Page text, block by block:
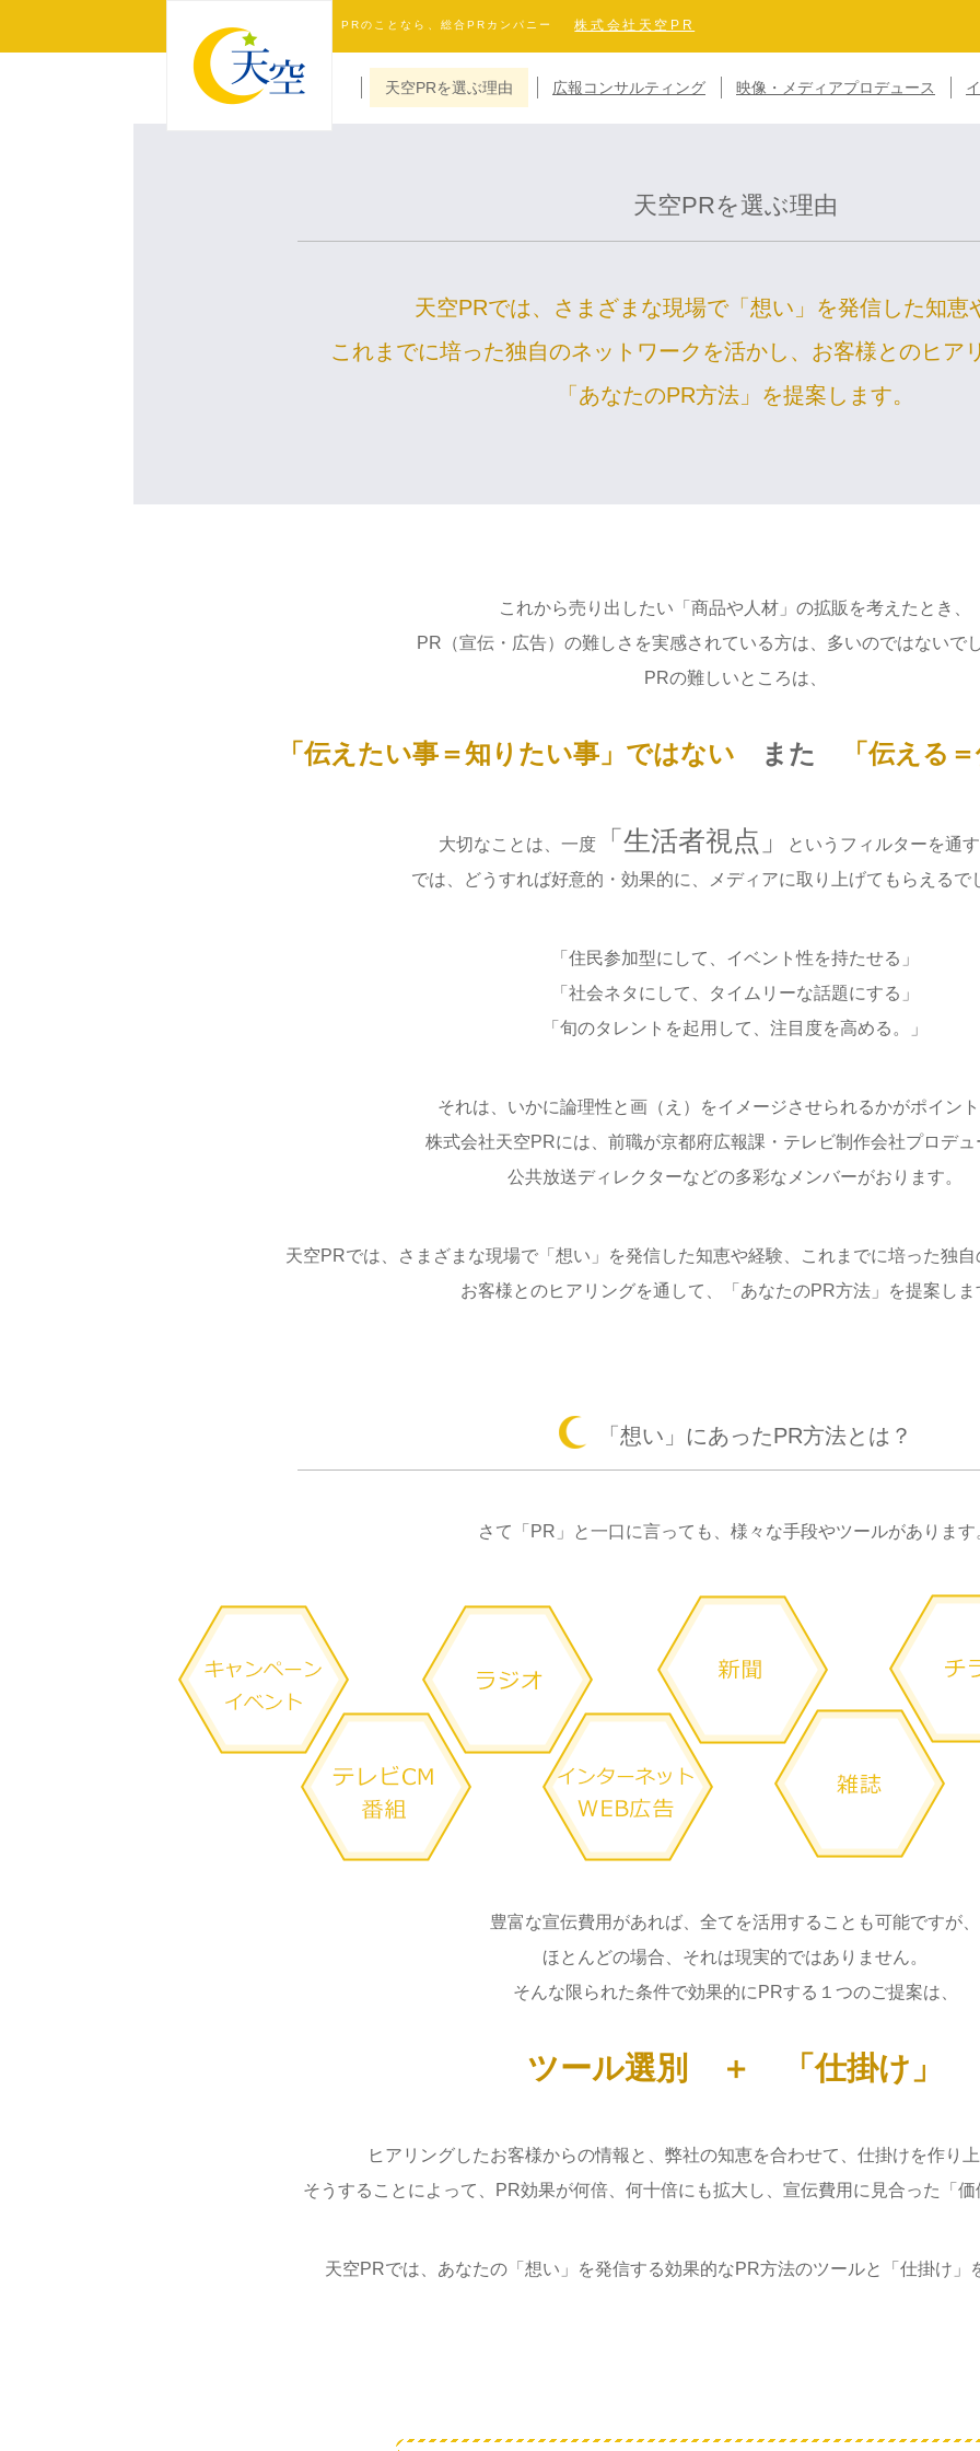
PRのことなら、総合PRカンパニー 株式会社天空PR
天空PRを選ぶ理由 広報コンサルティング 映像・メディアプロデュース
天空PRを選ぶ理由
天空PRでは、さまざまな現場で「想い」を発信した知恵
これまでに培った独自のネットワークを活かし、お客様とのヒア
「あなたのPR方法」を提案します。
これから売り出したい「商品や人材」の拡販を考えたとき、
PR（宣伝・広告）の難しさを実感されている方は、多いのではないで
PRの難しいところは、
「伝えたい事＝知りたい事」ではない また 「伝える
大切なことは、一度「生活者視点」
というフィルターを通
では、どうすれば好意的・効果的に、メディアに取り上げてもらえるで
「住民参加型にして、イベント性を持たせる」
「社会ネタにして、タイムリーな話題にする」
「旬のタレントを起用して、注目度を高める。」
それは、いかに論理性と画（え）をイメージさせられるかがポイン
株式会社天空PRには、前職が京都府広報課・テレビ制作会社プロデュ
公共放送ディレクターなどの多彩なメンバーがおります。
天空PRでは、さまざまな現場で「想い」を発信した知恵や経験、これまでに培った独
お客様とのヒアリングを通して、「あなたのPR方法」を提案しま
「想い」にあったPR方法とは？
さて「PR」と一口に言っても、様々な手段やツールがあります
豊富な宣伝費用があれば、全てを活用することも可能ですが、
ほとんどの場合、それは現実的ではありません。
そんな限られた条件で効果的にPRする１つのご提案は、
ツール選別 ＋ 「仕掛け」
ヒアリングしたお客様からの情報と、弊社の知恵を合わせて、仕掛けを作り
そうすることによって、PR効果が何倍、何十倍にも拡大し、宣伝費用に見合った「
天空PRでは、あなたの「想い」を発信する効果的なPR方法のツールと「仕掛け」